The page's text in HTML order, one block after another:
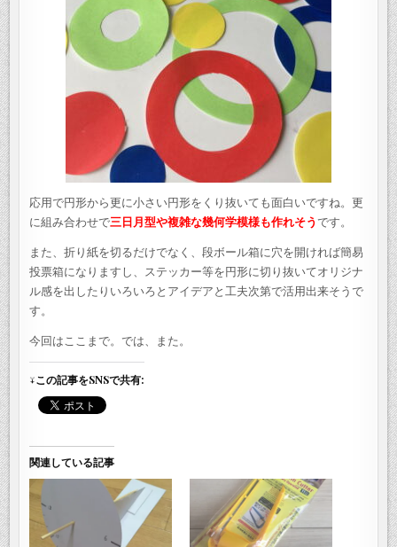
応用で円形から更に小さい円形をくり抜いても面白いですね。更
に組み合わせで三日月型や複雑な幾何学模様も作れそうです。
また、折り紙を切るだけでなく、段ボール箱に穴を開ければ簡易
投票箱になりますし、ステッカー等を円形に切り抜いてオリジナ
ル感を出したりいろいろとアイデアと工夫次第で活用出来そうで
す。
今回はここまで。では、また。
↓この記事をSNSで共有:
関連している記事